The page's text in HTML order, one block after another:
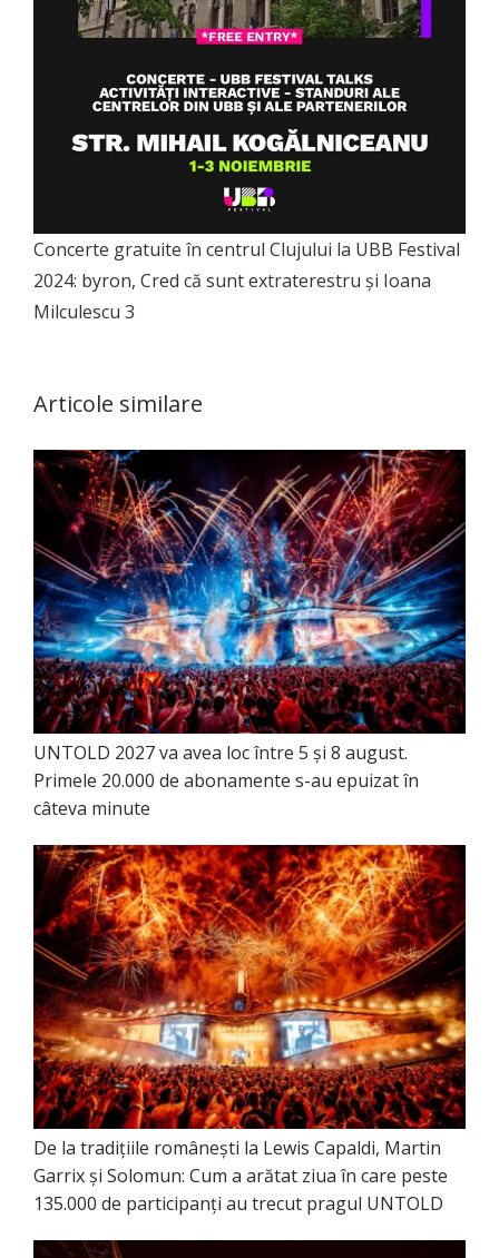
Concerte gratuite în centrul Clujului la UBB Festival
2024: byron, Cred că sunt extraterestru și Ioana
Milculescu 3
Articole similare
UNTOLD 2027 va avea loc între 5 și 8 august.
Primele 20.000 de abonamente s-au epuizat în
câteva minute
De la tradițiile românești la Lewis Capaldi, Martin
Garrix și Solomun: Cum a arătat ziua în care peste
135.000 de participanți au trecut pragul UNTOLD